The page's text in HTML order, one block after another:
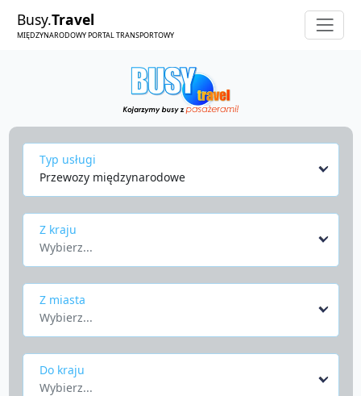
Busy.Travel
MIĘDZYNARODOWY PORTAL TRANSPORTOWY
Typ usługi
Przewozy międzynarodowe
Z kraju
Wybierz...
Z miasta
Wybierz...
Do kraju
Wybierz...